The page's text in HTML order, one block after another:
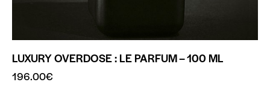
LUXURY OVERDOSE : LE PARFUM – 100 ML
196.00€